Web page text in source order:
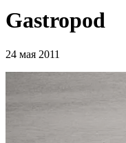
Gastropod
24 мая 2011